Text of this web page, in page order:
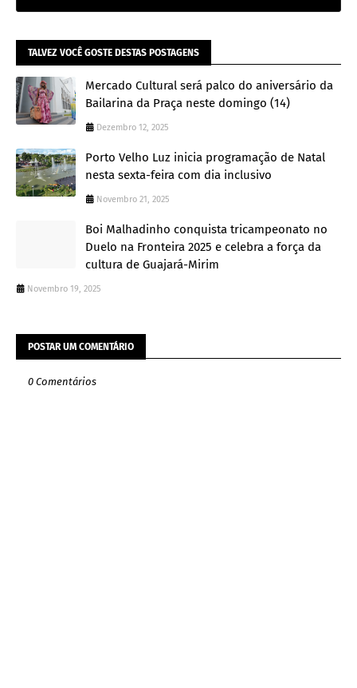
TALVEZ VOCÊ GOSTE DESTAS POSTAGENS
Mercado Cultural será palco do aniversário da
Bailarina da Praça neste domingo (14)
Dezembro 12, 2025
Porto Velho Luz inicia programação de Natal
nesta sexta-feira com dia inclusivo
Novembro 21, 2025
Boi Malhadinho conquista tricampeonato no
Duelo na Fronteira 2025 e celebra a força da
cultura de Guajará-Mirim
Novembro 19, 2025
POSTAR UM COMENTÁRIO
0 Comentários